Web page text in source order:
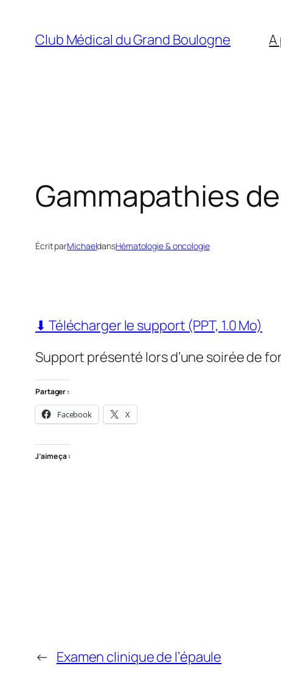
contenu
Club Médical du Grand Boulogne A
Gammapathies
Écrit parMichaeldansHématologie & oncologie
⬇ Télécharger le support (PPT, 1.0 Mo)
Support présenté lors d’une soirée de
Partager :
Facebook X
J’aime ça :
← Examen clinique de l’épaule